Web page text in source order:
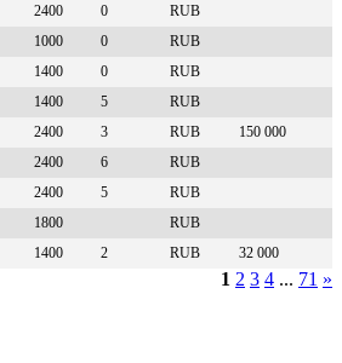
2400 0
RUB
1000 0
RUB
1400 0
RUB
1400 5
RUB
2400 3 RUB
150 000
2400 6
RUB
2400 5
RUB
1800
RUB
1400 2 RUB 32 000
1 2 3 4 ... 71 »